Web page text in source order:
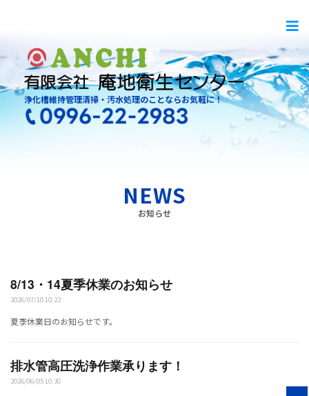
浄化槽維持管理清掃・汚水処理のことならお気軽に！
NEWS
お知らせ
8/13・14夏季休業のお知らせ
2026/07/10 10:22
夏季休業日のお知らせです。
排水管高圧洗浄作業承ります！
2026/06/05 10:30